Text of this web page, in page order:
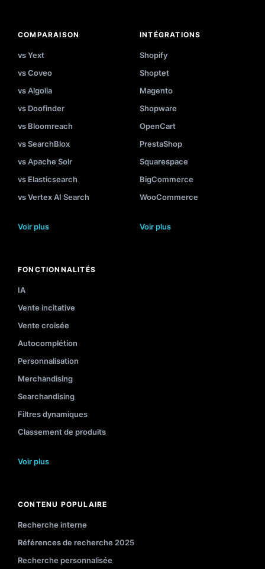
COMPARAISON
vs Yext
vs Coveo
vs Algolia
vs Doofinder
vs Bloomreach
vs SearchBlox
vs Apache Solr
vs Elasticsearch
vs Vertex AI Search
Voir plus
INTÉGRATIONS
Shopify
Shoptet
Magento
Shopware
OpenCart
PrestaShop
Squarespace
BigCommerce
WooCommerce
Voir plus
FONCTIONNALITÉS
IA
Vente incitative
Vente croisée
Autocomplétion
Personnalisation
Merchandising
Searchandising
Filtres dynamiques
Classement de produits
Voir plus
CONTENU POPULAIRE
Recherche interne
Références de recherche 2025
Recherche personnalisée